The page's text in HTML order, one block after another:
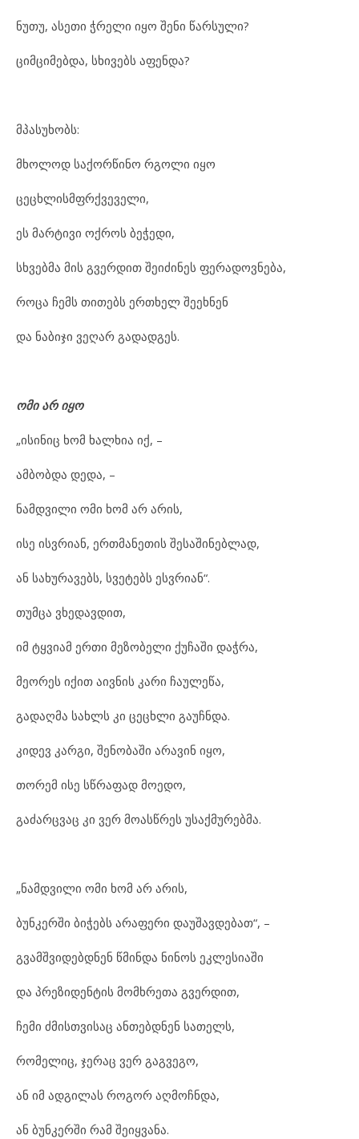
ნუთუ, ასეთი ჭრელი იყო შენი წარსული?
ციმციმებდა, სხივებს აფენდა?
მპასუხობს:
მხოლოდ საქორწინო რგოლი იყო
ცეცხლისმფრქვეველი,
ეს მარტივი ოქროს ბეჭედი,
სხვებმა მის გვერდით შეიძინეს ფერადოვნება,
როცა ჩემს თითებს ერთხელ შეეხნენ
და ნაბიჯი ვეღარ გადადგეს.
ომი არ იყო
„ისინიც ხომ ხალხია იქ, –
ამბობდა დედა, –
ნამდვილი ომი ხომ არ არის,
ისე ისვრიან, ერთმანეთის შესაშინებლად,
ან სახურავებს, სვეტებს ესვრიან“.
თუმცა ვხედავდით,
იმ ტყვიამ ერთი მეზობელი ქუჩაში დაჭრა,
მეორეს იქით აივნის კარი ჩაულეწა,
გადაღმა სახლს კი ცეცხლი გაუჩნდა.
კიდევ კარგი, შენობაში არავინ იყო,
თორემ ისე სწრაფად მოედო,
გაძარცვაც კი ვერ მოასწრეს უსაქმურებმა.
„ნამდვილი ომი ხომ არ არის,
ბუნკერში ბიჭებს არაფერი დაუშავდებათ“, –
გვამშვიდებდნენ წმინდა ნინოს ეკლესიაში
და პრეზიდენტის მომხრეთა გვერდით,
ჩემი ძმისთვისაც ანთებდნენ სათელს,
რომელიც, ჯერაც ვერ გაგვეგო,
ან იმ ადგილას როგორ აღმოჩნდა,
ან ბუნკერში რამ შეიყვანა.